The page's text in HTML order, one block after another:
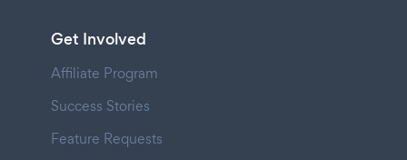
Get Involved
Affiliate Program
Success Stories
Feature Requests